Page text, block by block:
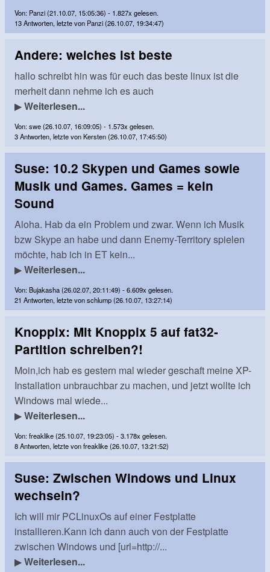
Von: Panzi (21.10.07, 15:05:36) - 1.827x gelesen.
13 Antworten, letzte von Panzi (26.10.07, 19:34:47)
Andere: welches ist beste
hallo schreibt hin was für euch das beste linux ist die
merheit dann nehme ich es auch
▶Weiterlesen...
Von: swe (26.10.07, 16:09:05) - 1.573x gelesen.
3 Antworten, letzte von Kersten (26.10.07, 17:45:50)
Suse: 10.2 Skypen und Games sowie
Musik und Games. Games = kein
Sound
Aloha. Hab da ein Problem und zwar. Wenn ich Musik
bzw Skype an habe und dann Enemy-Territory spielen
möchte, hab ich in ET kein...
▶Weiterlesen...
Von: Bujakasha (26.02.07, 20:11:49) - 6.609x gelesen.
21 Antworten, letzte von schlump (26.10.07, 13:27:14)
Knoppix: Mit Knoppix 5 auf fat32-
Partition schreiben?!
Moin,ich hab es gestern mal wieder geschaft meine XP-
Installation unbrauchbar zu machen, und jetzt wollte ich
Windows mal wiede...
▶Weiterlesen...
Von: freaklike (25.10.07, 19:23:05) - 3.178x gelesen.
8 Antworten, letzte von freaklike (26.10.07, 13:21:52)
Suse: Zwischen Windows und Linux
wechseln?
Ich will mir PCLinuxOs auf einer Festplatte
installieren.Kann ich dann auch von der Festplatte
zwischen Windows und [url=http://...
▶Weiterlesen...